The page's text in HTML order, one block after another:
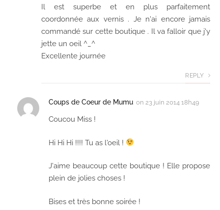
Il est superbe et en plus parfaitement
coordonnée aux vernis . Je n'ai encore jamais
commandé sur cette boutique . Il va falloir que j'y
jette un oeil ^_^
Excellente journée
REPLY
Coups de Coeur de Mumu on 23 juin 2014 18h49
Coucou Miss !
Hi Hi Hi !!!! Tu as l'oeil !
J'aime beaucoup cette boutique ! Elle propose
plein de jolies choses !
Bises et très bonne soirée !